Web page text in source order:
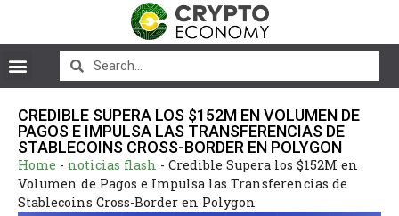
CREDIBLE SUPERA LOS $152M EN VOLUMEN DE
PAGOS E IMPULSA LAS TRANSFERENCIAS DE
STABLECOINS CROSS-BORDER EN POLYGON
Home - noticias flash - Credible Supera los $152M en
Volumen de Pagos e Impulsa las Transferencias de
Stablecoins Cross-Border en Polygon